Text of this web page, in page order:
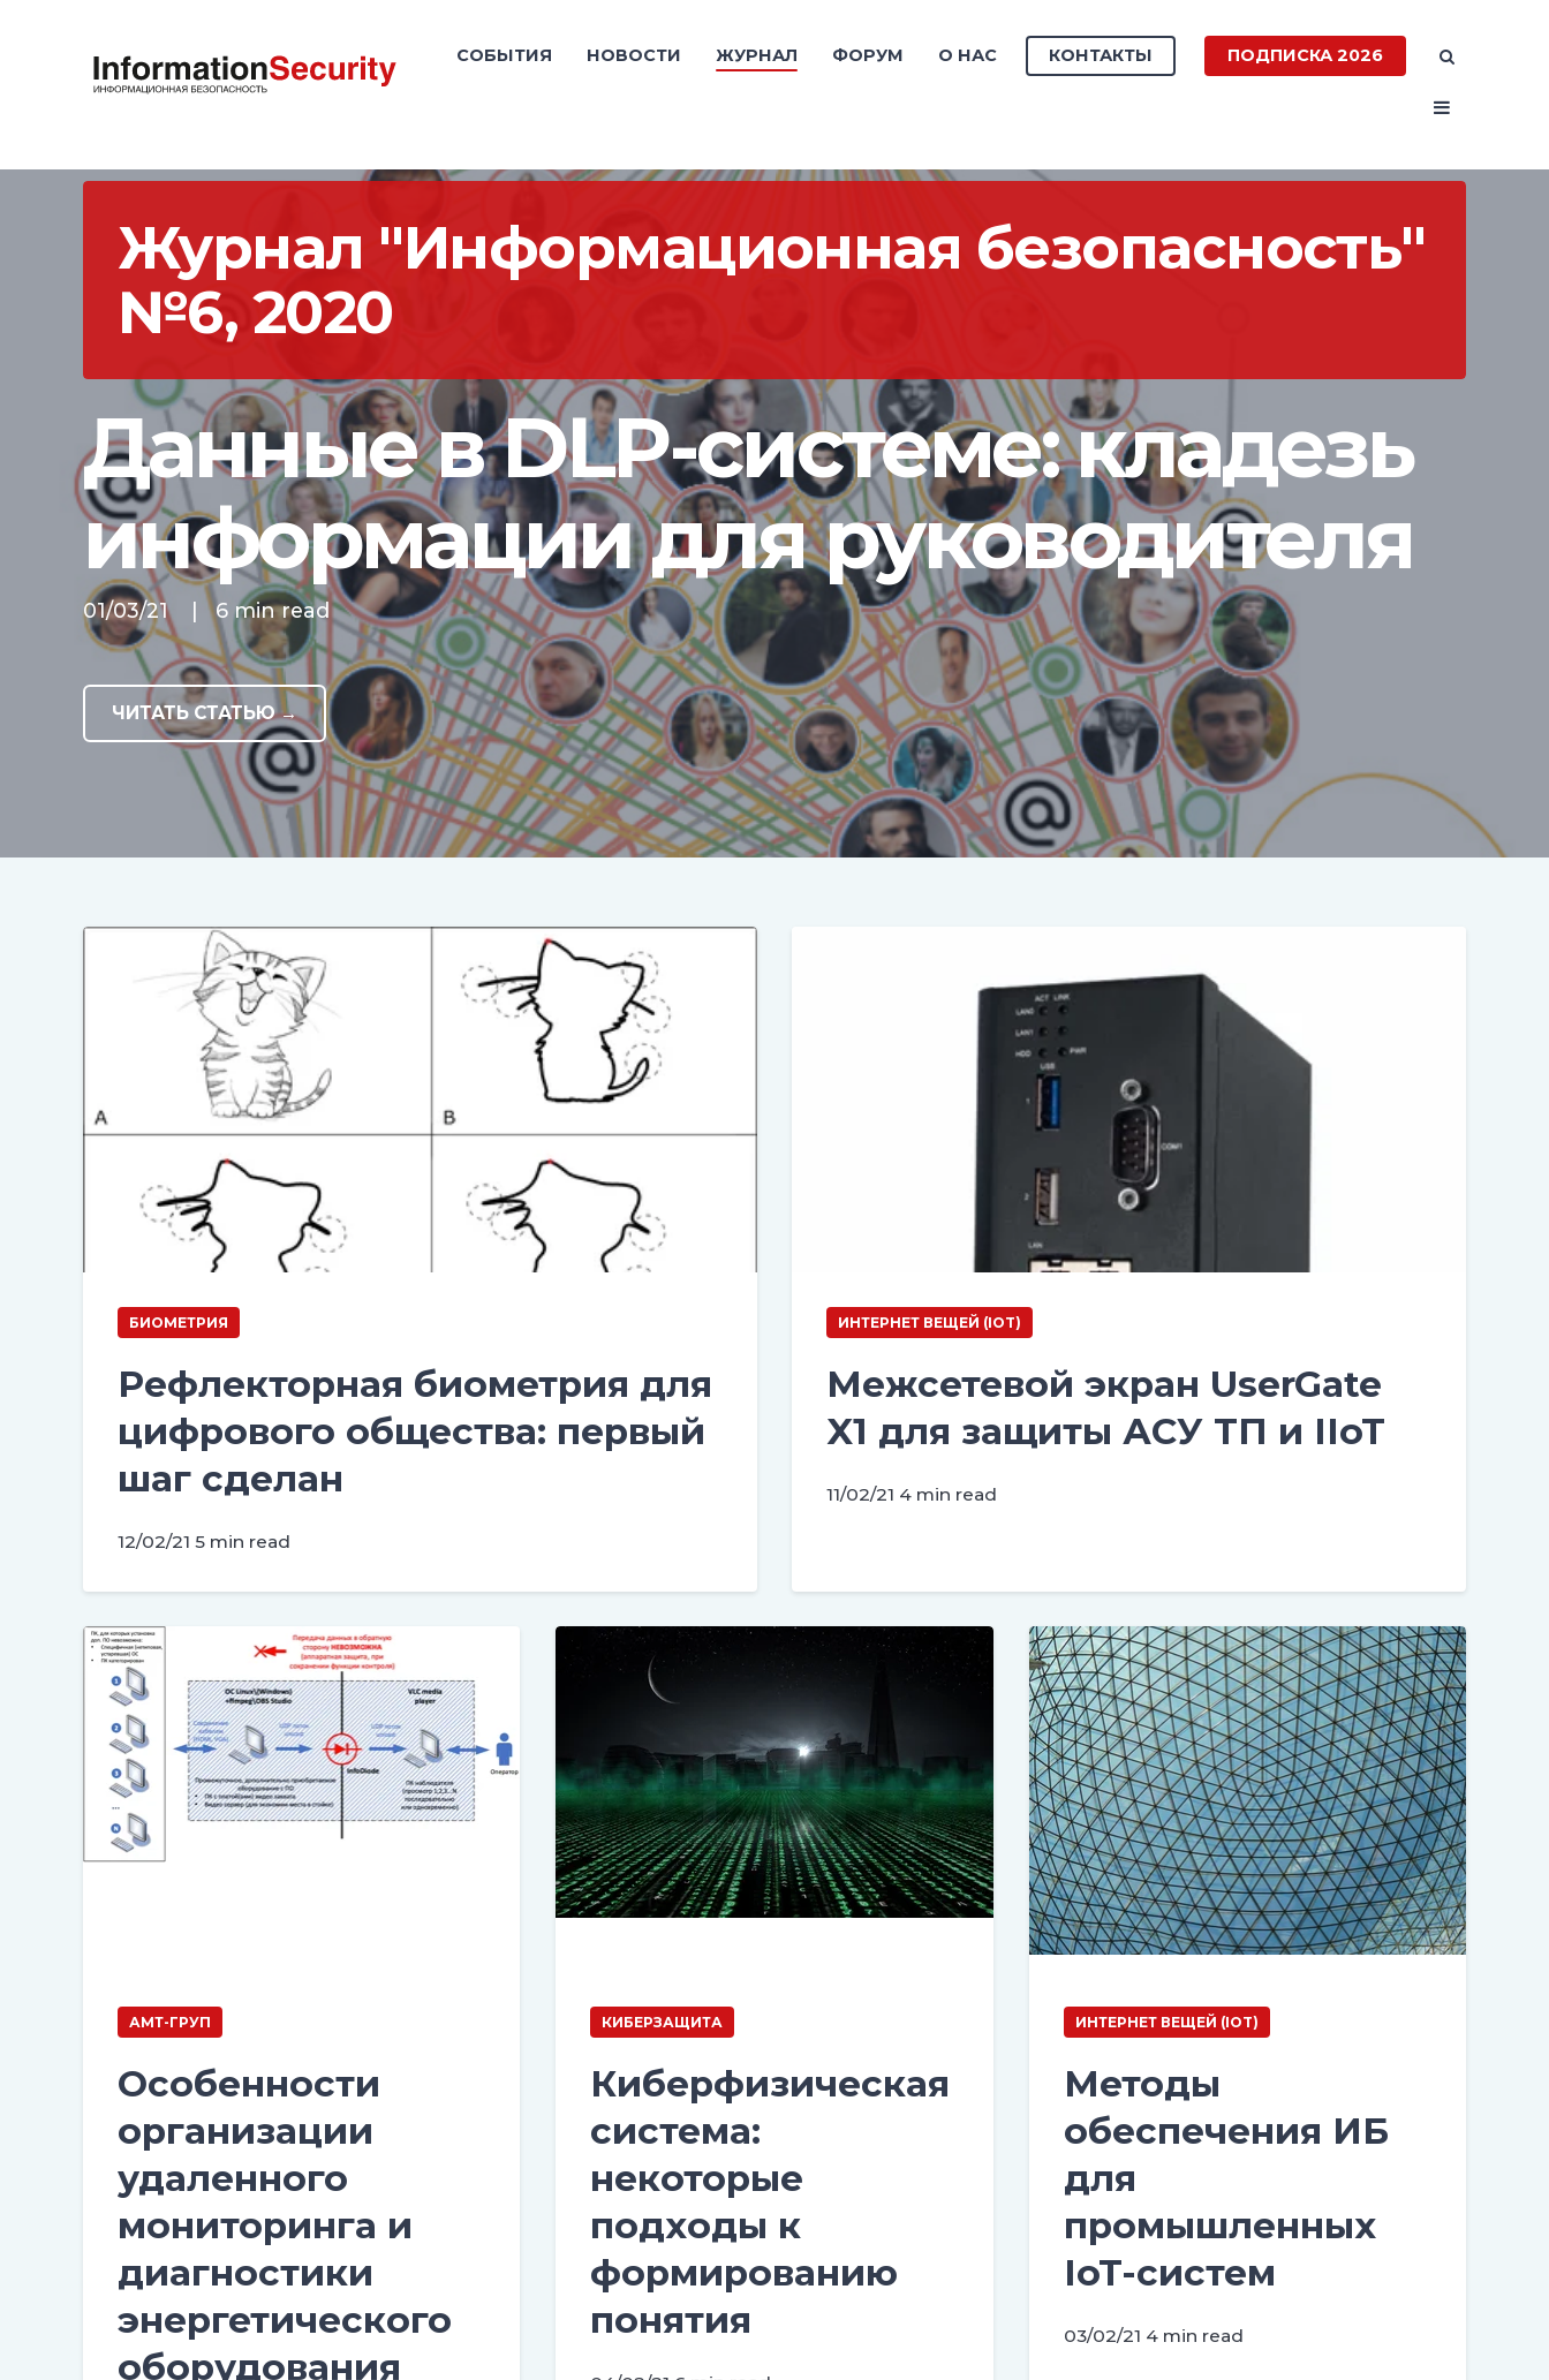
СОБЫТИЯ НОВОСТИ ЖУРНАЛ ФОРУМ О НАС КОНТАКТЫ ПОДПИСКА 2026
Журнал "Информационная безопасность"
№6, 2020
Данные в DLP-системе: кладезь
информации для руководителя
01/03/21 6 min read
ЧИТАТЬ СТАТЬЮ →
БИОМЕТРИЯ
Рефлекторная биометрия для
цифрового общества: первый
шаг сделан
12/02/21 5 min read
ИНТЕРНЕТ ВЕЩЕЙ (IOT)
Межсетевой экран UserGate
X1 для защиты АСУ ТП и IIoT
11/02/21 4 min read
АМТ-ГРУП
Особенности
организации
удаленного
мониторинга и
диагностики
энергетического
оборудования
КИБЕРЗАЩИТА
Киберфизическая
система:
некоторые
подходы к
формированию
понятия
ИНТЕРНЕТ ВЕЩЕЙ (IOT)
Методы
обеспечения ИБ
для
промышленных
IoT-систем
03/02/21 4 min read